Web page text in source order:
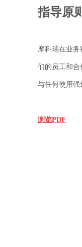
指导原
摩科瑞在业
们的员工和
与任何使用强
浏览PDF